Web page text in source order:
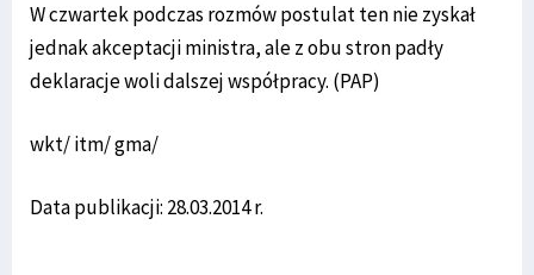
W czwartek podczas rozmów postulat ten nie zyskał
jednak akceptacji ministra, ale z obu stron padły
deklaracje woli dalszej współpracy. (PAP)
wkt/ itm/ gma/
Data publikacji: 28.03.2014 r.